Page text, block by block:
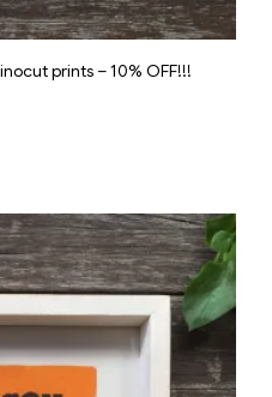
prints – 10% OFF!!!